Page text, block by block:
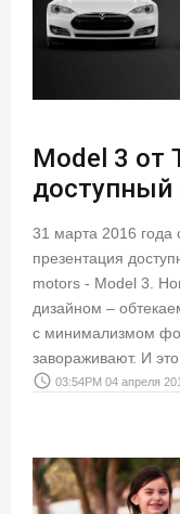
Model 3 от
доступный
31 марта 2016 года
презентация
motors - Model 3.
дизайном –
с минимализмом
завораживают. И это
access_time 03:54PM 04 апреля